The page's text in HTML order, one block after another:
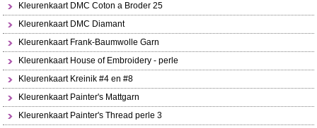
Kleurenkaart DMC Coton a Broder 25
Kleurenkaart DMC Diamant
Kleurenkaart Frank-Baumwolle Garn
Kleurenkaart House of Embroidery - perle
Kleurenkaart Kreinik #4 en #8
Kleurenkaart Painter's Mattgarn
Kleurenkaart Painter's Thread perle 3